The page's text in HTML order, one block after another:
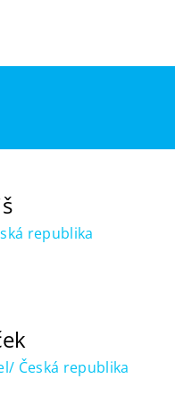
republika
Česká republika